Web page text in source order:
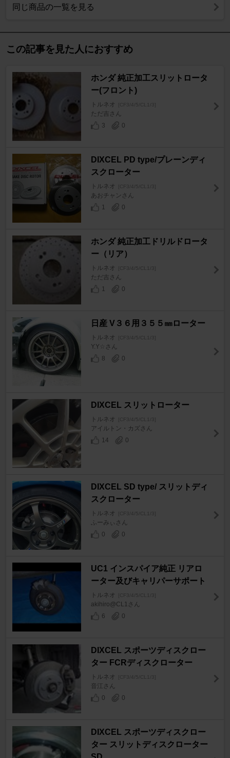
同じ商品の一覧を見る
この記事を見た人におすすめ
ホンダ 純正加工スリットロータ
ー(フロント)
トルネオ [CF3/4/5/CL1/3]
ただ吉さん
3
0
DIXCEL PD type/プレーンディ
スクローター
トルネオ [CF3/4/5/CL1/3]
あおチャンさん
1
0
ホンダ 純正加工ドリルドロータ
ー（リア）
トルネオ [CF3/4/5/CL1/3]
ただ吉さん
1
0
日産 V３６用３５５㎜ローター
トルネオ [CF3/4/5/CL1/3]
Y.Y☆さん
8
0
DIXCEL スリットローター
トルネオ [CF3/4/5/CL1/3]
アイルトン・カズさん
14
0
DIXCEL SD type/ スリットディ
スクローター
トルネオ [CF3/4/5/CL1/3]
ふーみぃさん
0
0
UC1 インスパイア純正 リアロ
ーター及びキャリパーサポート
トルネオ [CF3/4/5/CL1/3]
akihiro@CL1さん
6
0
DIXCEL スポーツディスクロー
ター FCRディスクローター
トルネオ [CF3/4/5/CL1/3]
音江さん
0
0
DIXCEL スポーツディスクロー
ター スリットディスクローター